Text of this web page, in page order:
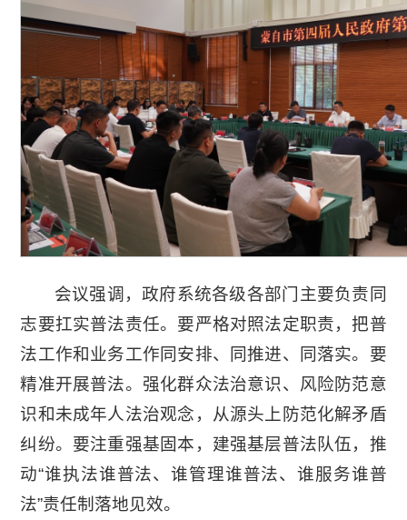
会议强调，政府系统各级各部门主要负责同
志要扛实普法责任。要严格对照法定职责，把普
法工作和业务工作同安排、同推进、同落实。要
精准开展普法。强化群众法治意识、风险防范意
识和未成年人法治观念，从源头上防范化解矛盾
纠纷。要注重强基固本，建强基层普法队伍，推
动“谁执法谁普法、谁管理谁普法、谁服务谁普
法”责任制落地见效。